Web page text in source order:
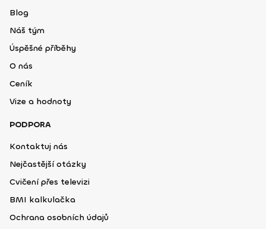
Blog
Náš tým
Úspěšné příběhy
O nás
Ceník
Vize a hodnoty
PODPORA
Kontaktuj nás
Nejčastější otázky
Cvičení přes televizi
BMI kalkulačka
Ochrana osobních údajů